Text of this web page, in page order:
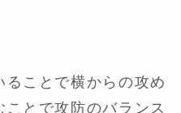
ことで横からの攻め
とで攻防のバランス